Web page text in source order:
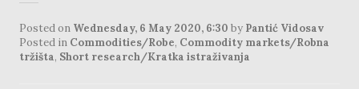
Posted on Wednesday, 6 May 2020, 6:30 by Pantić Vidosav
Posted in Commodities/Robe, Commodity markets/Robna
tržišta, Short research/Kratka istraživanja